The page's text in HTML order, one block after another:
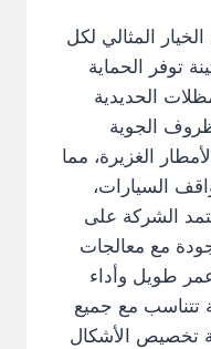
المثالي لكل
توفر الحماية
الحديدية
الجوية
الغزيرة، مما
السيارات،
الشركة على
مع معالجات
طويل وأداء
تتناسب مع جميع
تخصيص الأشكال